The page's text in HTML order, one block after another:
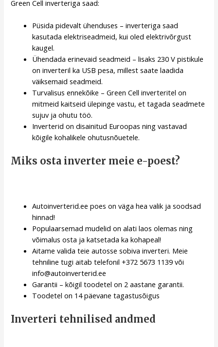
Green Cell inverteriga saad:
Püsida pidevalt ühenduses – inverteriga saad
kasutada elektriseadmeid, kui oled elektrivõrgust
kaugel.
Ühendada erinevaid seadmeid – lisaks 230 V pistikule
on inverteril ka USB pesa, millest saate laadida
väiksemaid seadmeid.
Turvalisus ennekõike – Green Cell inverteritel on
mitmeid kaitseid ülepinge vastu, et tagada seadmete
sujuv ja ohutu töö.
Inverterid on disainitud Euroopas ning vastavad
kõigile kohalikele ohutusnõuetele.
Miks osta inverter meie e-poest?
Autoinverterid.ee poes on väga hea valik ja soodsad
hinnad!
Populaarsemad mudelid on alati laos olemas ning
võimalus osta ja katsetada ka kohapeal!
Aitame valida teie autosse sobiva inverteri. Meie
tehniline tugi aitab telefonil +372 5673 1139 või
info@autoinverterid.ee
Garantii – kõigil toodetel on 2 aastane garantii.
Toodetel on 14 päevane tagastusõigus
Inverteri tehnilised andmed